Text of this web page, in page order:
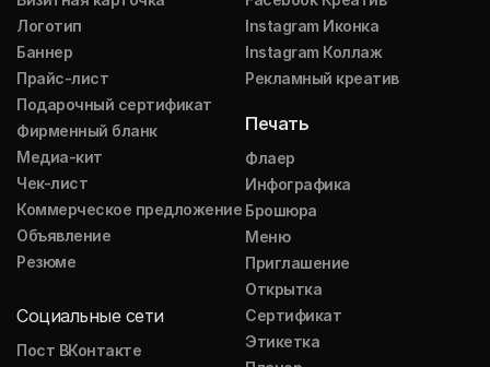
Логотип
Баннер
Прайс-лист
Подарочный сертификат
Фирменный бланк
Медиа-кит
Чек-лист
Коммерческое предложение
Объявление
Резюме
Социальные сети
Пост ВКонтакте
Instagram Иконка
Instagram Коллаж
Рекламный креатив
Печать
Флаер
Инфографика
Брошюра
Меню
Приглашение
Открытка
Сертификат
Этикетка